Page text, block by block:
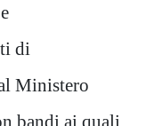
di
Ministero
bandi ai quali